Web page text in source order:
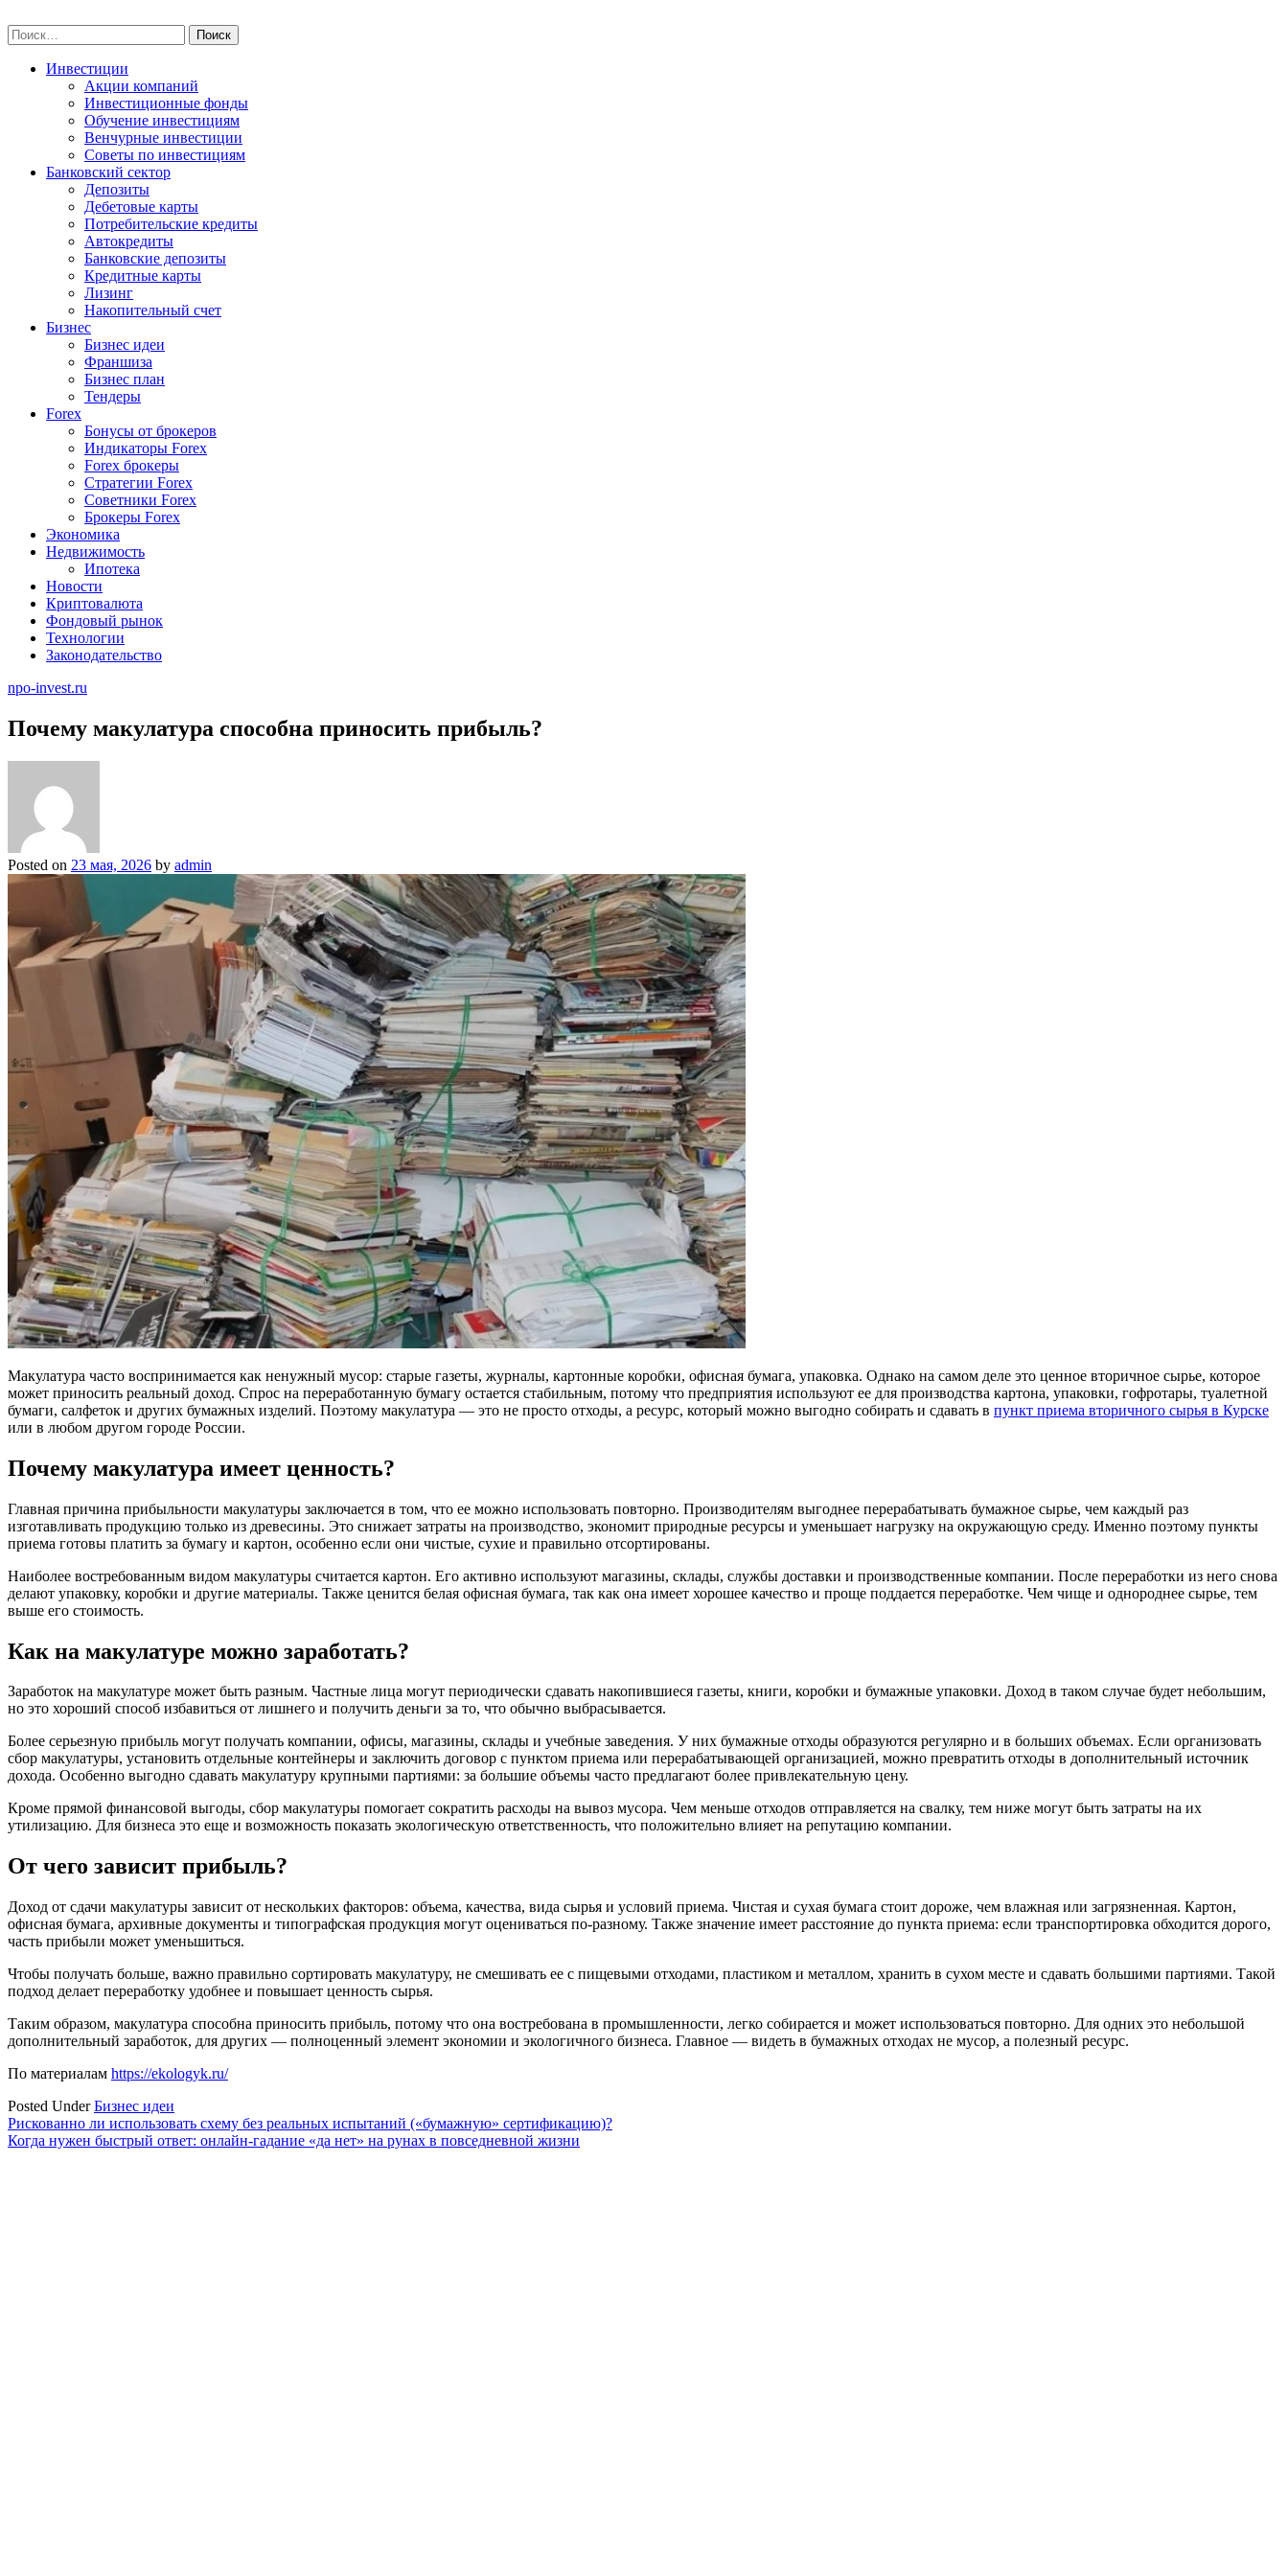
to
content
Найти:
Инвестиции
Акции компаний
Инвестиционные фонды
Обучение инвестициям
Венчурные инвестиции
Советы по инвестициям
Банковский сектор
Депозиты
Дебетовые карты
Потребительские кредиты
Автокредиты
Банковские депозиты
Кредитные карты
Лизинг
Накопительный счет
Бизнес
Бизнес идеи
Франшиза
Бизнес план
Тендеры
Forex
Бонусы от брокеров
Индикаторы Forex
Forex брокеры
Стратегии Forex
Советники Forex
Брокеры Forex
Экономика
Недвижимость
Ипотека
Новости
Криптовалюта
Фондовый рынок
Технологии
Законодательство
npo-invest.ru
Почему макулатура способна приносить прибыль?
Posted on 23 мая, 2026 by admin
Макулатура часто воспринимается как ненужный мусор: старые газеты, журналы, картонные коробки, офисная бумага, упаковка. Однако на самом деле это ценное вторичное сырье, которое
может приносить реальный доход. Спрос на переработанную бумагу остается стабильным, потому что предприятия используют ее для производства картона, упаковки, гофротары, туалетной
бумаги, салфеток и других бумажных изделий. Поэтому макулатура — это не просто отходы, а ресурс, который можно выгодно собирать и сдавать в пункт приема вторичного сырья в Курске
или в любом другом городе России.
Почему макулатура имеет ценность?
Главная причина прибыльности макулатуры заключается в том, что ее можно использовать повторно. Производителям выгоднее перерабатывать бумажное сырье, чем каждый раз
изготавливать продукцию только из древесины. Это снижает затраты на производство, экономит природные ресурсы и уменьшает нагрузку на окружающую среду. Именно поэтому пункты
приема готовы платить за бумагу и картон, особенно если они чистые, сухие и правильно отсортированы.
Наиболее востребованным видом макулатуры считается картон. Его активно используют магазины, склады, службы доставки и производственные компании. После переработки из него снова
делают упаковку, коробки и другие материалы. Также ценится белая офисная бумага, так как она имеет хорошее качество и проще поддается переработке. Чем чище и однороднее сырье, тем
выше его стоимость.
Как на макулатуре можно заработать?
Заработок на макулатуре может быть разным. Частные лица могут периодически сдавать накопившиеся газеты, книги, коробки и бумажные упаковки. Доход в таком случае будет небольшим,
но это хороший способ избавиться от лишнего и получить деньги за то, что обычно выбрасывается.
Более серьезную прибыль могут получать компании, офисы, магазины, склады и учебные заведения. У них бумажные отходы образуются регулярно и в больших объемах. Если организовать
сбор макулатуры, установить отдельные контейнеры и заключить договор с пунктом приема или перерабатывающей организацией, можно превратить отходы в дополнительный источник
дохода. Особенно выгодно сдавать макулатуру крупными партиями: за большие объемы часто предлагают более привлекательную цену.
Кроме прямой финансовой выгоды, сбор макулатуры помогает сократить расходы на вывоз мусора. Чем меньше отходов отправляется на свалку, тем ниже могут быть затраты на их
утилизацию. Для бизнеса это еще и возможность показать экологическую ответственность, что положительно влияет на репутацию компании.
От чего зависит прибыль?
Доход от сдачи макулатуры зависит от нескольких факторов: объема, качества, вида сырья и условий приема. Чистая и сухая бумага стоит дороже, чем влажная или загрязненная. Картон,
офисная бумага, архивные документы и типографская продукция могут оцениваться по-разному. Также значение имеет расстояние до пункта приема: если транспортировка обходится дорого,
часть прибыли может уменьшиться.
Чтобы получать больше, важно правильно сортировать макулатуру, не смешивать ее с пищевыми отходами, пластиком и металлом, хранить в сухом месте и сдавать большими партиями. Такой
подход делает переработку удобнее и повышает ценность сырья.
Таким образом, макулатура способна приносить прибыль, потому что она востребована в промышленности, легко собирается и может использоваться повторно. Для одних это небольшой
дополнительный заработок, для других — полноценный элемент экономии и экологичного бизнеса. Главное — видеть в бумажных отходах не мусор, а полезный ресурс.
По материалам https://ekologyk.ru/
Posted UnderБизнес идеи
Навигация
по
Рискованно ли использовать схему без реальных испытаний («бумажную» сертификацию)?
Когда нужен быстрый ответ: онлайн-гадание «да нет» на рунах в повседневной жизни